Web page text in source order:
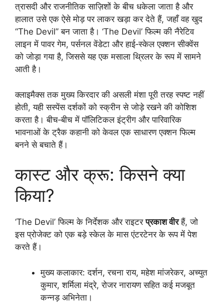
त्रासदी और राजनीतिक साज़िशों के बीच धकेला जाता है और
हालात उसे एक ऐसे मोड़ पर लाकर खड़ा कर देते हैं, जहाँ वह खुद
“The Devil” बन जाता है। ‘The Devil’ फिल्म की नैरेटिव
लाइन में पावर गेम, पर्सनल वेंडेटा और हाई‑स्केल एक्शन सीक्वेंस
को जोड़ा गया है, जिससे यह एक मसाला थ्रिलर के रूप में सामने
आती है।
क्लाइमैक्स तक मुख्य किरदार की असली मंशा पूरी तरह स्पष्ट नहीं
होती, यही सस्पेंस दर्शकों को स्क्रीन से जोड़े रखने की कोशिश
करता है। बीच‑बीच में पॉलिटिकल इंट्रीग और पारिवारिक
भावनाओं के ट्रैक कहानी को केवल एक साधारण एक्शन फिल्म
बनने से बचाते हैं।
कास्ट और क्रू: किसने क्या
किया?
‘The Devil’ फिल्म के निर्देशक और राइटरप्रकाश वीरहैं, जो
इस प्रोजेक्ट को एक बड़े स्केल के मास एंटरटेनर के रूप में पेश
करते हैं।
मुख्य कलाकार: दर्शन, रचना राय, महेश मांजरेकर, अच्युत
कुमार, शर्मिला मंद्रे, रोजर नारायण सहित कई मजबूत
कन्नड़ अभिनेता।